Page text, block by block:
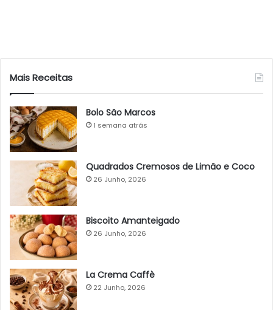
Mais Receitas
Bolo São Marcos
1 semana atrás
Quadrados Cremosos de Limão e Coco
26 Junho, 2026
Biscoito Amanteigado
26 Junho, 2026
La Crema Caffè
22 Junho, 2026